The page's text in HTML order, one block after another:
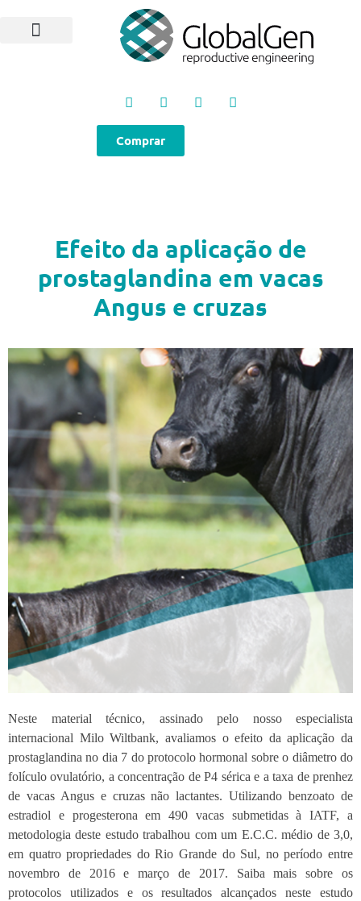
Comprar
Efeito da aplicação de
prostaglandina em vacas
Angus e cruzas
Neste material técnico, assinado pelo nosso especialista
internacional Milo Wiltbank, avaliamos o efeito da aplicação da
prostaglandina no dia 7 do protocolo hormonal sobre o diâmetro do
folículo ovulatório, a concentração de P4 sérica e a taxa de prenhez
de vacas Angus e cruzas não lactantes. Utilizando benzoato de
estradiol e progesterona em 490 vacas submetidas à IATF, a
metodologia deste estudo trabalhou com um E.C.C. médio de 3,0,
em quatro propriedades do Rio Grande do Sul, no período entre
novembro de 2016 e março de 2017. Saiba mais sobre os
protocolos utilizados e os resultados alcançados neste estudo